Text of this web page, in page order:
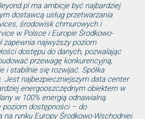
ma ambicje być najbardziej
dostawcą usług przetwarzania
środowisk chmurowych i
w Polsce i Europie Środkowo-
zapewnia najwyższy poziom
dostępu do danych, pozwalając
przewagę konkurencyjną,
i stabilnie się rozwijać. Spółka
Jest najbezpieczniejszym data center
energooszczędnym obiektem w
w 100% energią odnawialną.
poziom dostępności – do
na rynku Europy Środkowo-Wschodniej